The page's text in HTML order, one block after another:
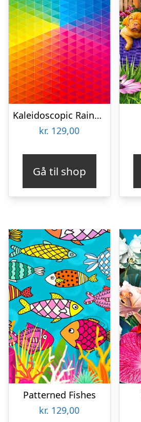
Kaleidoscopic Rainbow
kr. 129,00
Gå til shop
Patterned Fishes
kr. 129,00